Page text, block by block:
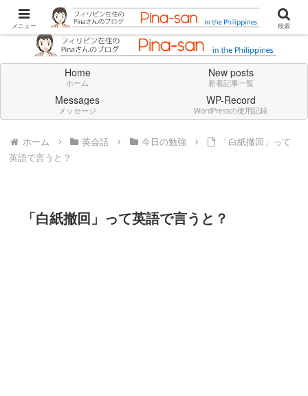
Don't think deeply. Feel always in English.
Home
ホーム
New posts
新着記事一覧
Messages
メッセージ
WP-Record
WordPressの使用記録
ホーム 英会話 今日の勉強
「白紙撤回」って
英語で言うと？
「白紙撤回」って英語で言うと？
メニュー 検索